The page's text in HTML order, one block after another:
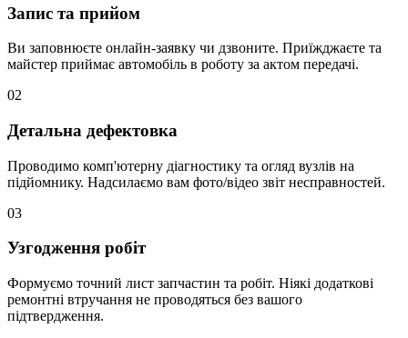
Запис та прийом
Ви заповнюєте онлайн-заявку чи дзвоните. Приїжджаєте та
майстер приймає автомобіль в роботу за актом передачі.
02
Детальна дефектовка
Проводимо комп'ютерну діагностику та огляд вузлів на
підйомнику. Надсилаємо вам фото/відео звіт несправностей.
03
Узгодження робіт
Формуємо точний лист запчастин та робіт. Ніякі додаткові
ремонтні втручання не проводяться без вашого
підтвердження.